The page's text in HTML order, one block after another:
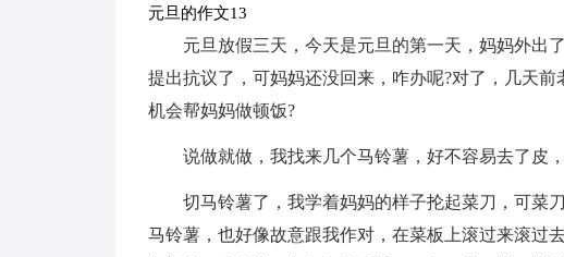
元旦的作文13
元旦放假三天，今天是元旦的第一天，妈妈外出
提出抗议了，可妈妈还没回来，咋办呢?对了，几天
机会帮妈妈做顿饭?
说做就做，我找来几个马铃薯，好不容易去了皮
切马铃薯了，我学着妈妈的样子抡起菜刀，可菜
马铃薯，也好像故意跟我作对，在菜板上滚过来滚过